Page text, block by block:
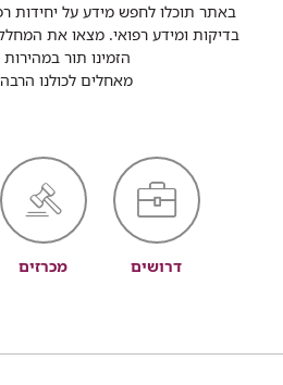
באתר תוכלו לחפש מידע על יחידות
בדיקות ומידע רפואי. מצאו את
הזמינו תור במהירות
מאחלים לכולנו
דרושים מכרזים